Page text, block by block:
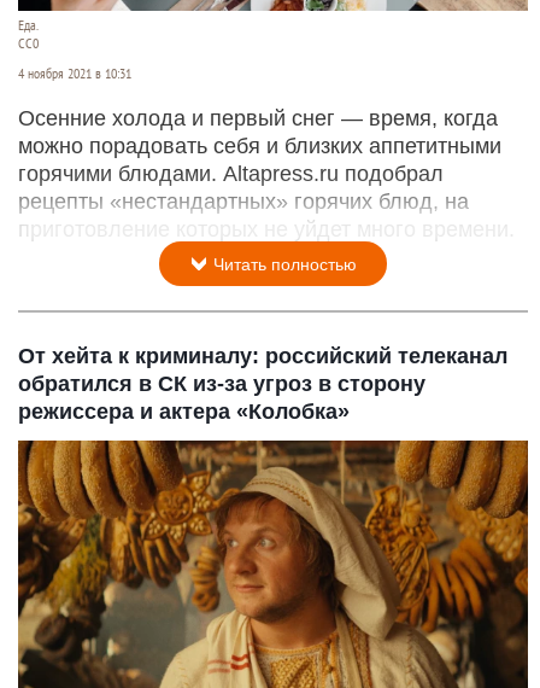
Еда.
СС0
4 ноября 2021 в 10:31
Осенние холода и первый снег — время, когда
можно порадовать себя и близких аппетитными
горячими блюдами. Altapress.ru подобрал
рецепты «нестандартных» горячих блюд, на
приготовление которых не уйдет много времени.
Читать полностью
От хейта к криминалу: российский телеканал
обратился в СК из-за угроз в сторону
режиссера и актера «Колобка»